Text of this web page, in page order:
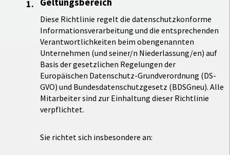
Diese Richtlinie regelt die datenschutzkonforme
Informationsverarbeitung und die entsprechenden
Verantwortlichkeiten beim obengenannten
Unternehmen (und seiner/n Niederlassung/en) auf
Basis der gesetzlichen Regelungen der
Europäischen Datenschutz-Grundverordnung (DS-
GVO) und Bundesdatenschutzgesetz (BDSGneu). Alle
Mitarbeiter sind zur Einhaltung dieser Richtlinie
verpflichtet.
Sie richtet sich insbesondere an: